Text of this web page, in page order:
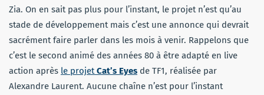
Zia. On en sait pas plus pour l’instant, le projet n’est qu’au
stade de développement mais c’est une annonce qui devrait
sacrément faire parler dans les mois à venir. Rappelons que
c’est le second animé des années 80 à être adapté en live
action après le projetCat’s Eyes de TF1, réalisée par
Alexandre Laurent. Aucune chaîne n’est pour l’instant